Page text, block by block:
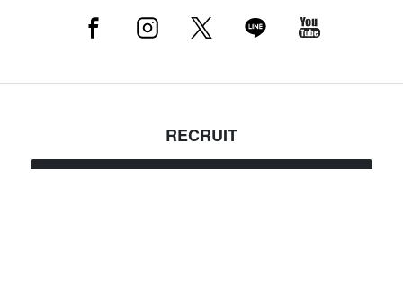
RECRUIT